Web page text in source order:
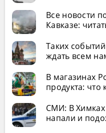
Все новости
Кавказе:
Таких
ждать всем
В магазинах
продукта: что
СМИ: В
напали и